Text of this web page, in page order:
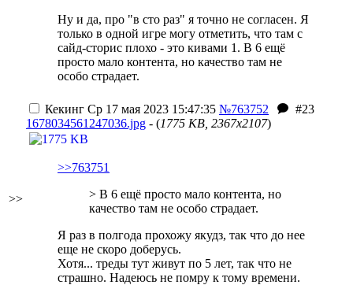
Ну и да, про "в сто раз" я точно не согласен. Я
только в одной игре могу отметить, что там с
сайд-сторис плохо - это кивами 1. В 6 ещё
просто мало контента, но качество там не
особо страдает.
>>
Кекинг Ср 17 мая 2023 15:47:35 №763752
#23
1678034561247036.jpg - (1775 KB, 2367x2107)
>>763751
> В 6 ещё просто мало контента, но
качество там не особо страдает.
Я раз в полгода прохожу якудз, так что до нее
еще не скоро доберусь.
Хотя... треды тут живут по 5 лет, так что не
страшно. Надеюсь не помру к тому времени.